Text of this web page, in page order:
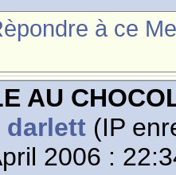
à ce
AU
darlett (IP
2006 :